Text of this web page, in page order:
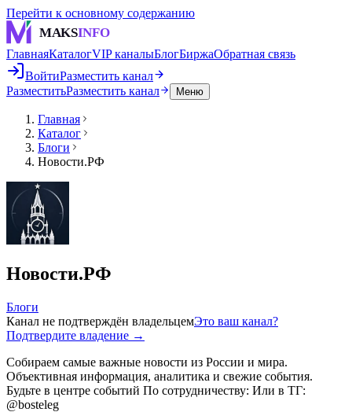
Перейти к основному содержанию
MAKSINFO
ГлавнаяКаталогVIP каналыБлогБиржаОбратная связь
ВойтиРазместить канал
РазместитьРазместить канал Меню
Главная
Каталог
Блоги
Новости.РФ
Новости.РФ
Блоги
Канал не подтверждён владельцемЭто ваш канал?
Подтвердите владение →
Собираем самые важные новости из России и мира.
Объективная информация, аналитика и свежие события.
Будьте в центре событий По сотрудничеству: Или в ТГ:
@bosteleg